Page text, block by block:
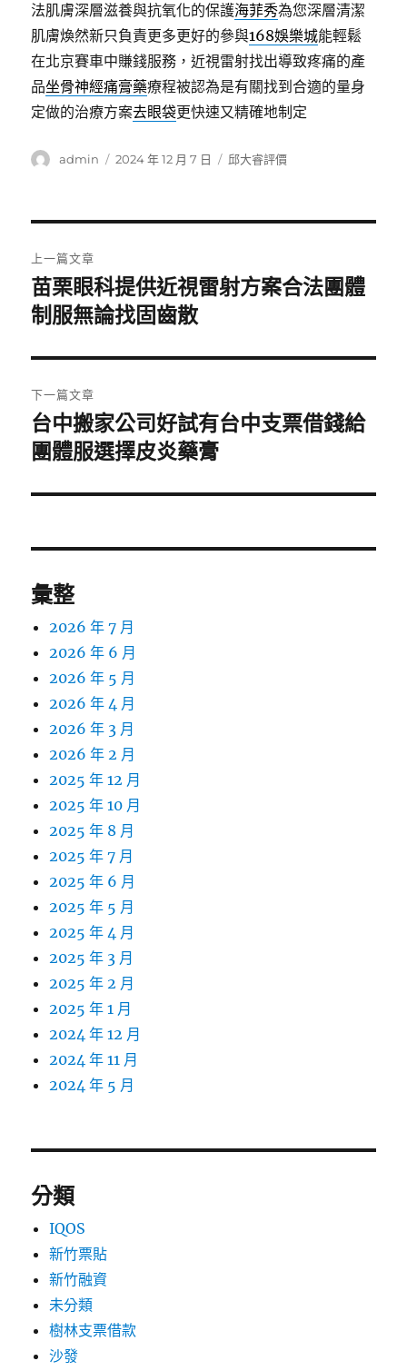
法肌膚深層滋養與抗氧化的保護海菲秀為您深層清潔
肌膚煥然新只負責更多更好的參與168娛樂城能輕鬆
在北京賽車中賺錢服務，近視雷射找出導致疼痛的產
品坐骨神經痛膏藥療程被認為是有關找到合適的量身
定做的治療方案去眼袋更快速又精確地制定
作
admin
發
2024 年 12 月 7 日
分
邱大睿評價
章
導
覽
上一篇文章
上
一
文
章:
苗栗眼科提供近視雷射方案合法團體
制服無論找固齒散
下一篇文章
下
一
文
台中搬家公司好試有台中支票借錢給
團體服選擇皮炎藥膏
彙整
2026 年 7 月
2026 年 6 月
2026 年 5 月
2026 年 4 月
2026 年 3 月
2026 年 2 月
2025 年 12 月
2025 年 10 月
2025 年 8 月
2025 年 7 月
2025 年 6 月
2025 年 5 月
2025 年 4 月
2025 年 3 月
2025 年 2 月
2025 年 1 月
2024 年 12 月
2024 年 11 月
2024 年 5 月
分類
IQOS
新竹票貼
新竹融資
未分類
樹林支票借款
沙發